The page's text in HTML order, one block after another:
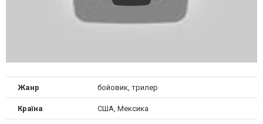
Жанр бойовик, трилер
Країна США, Мексика